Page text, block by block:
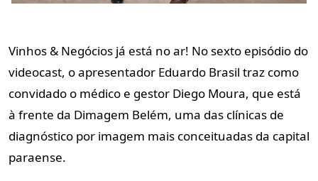
Vinhos & Negócios já está no ar! No sexto episódio do
videocast, o apresentador Eduardo Brasil traz como
convidado o médico e gestor Diego Moura, que está
à frente da Dimagem Belém, uma das clínicas de
diagnóstico por imagem mais conceituadas da capital
paraense.